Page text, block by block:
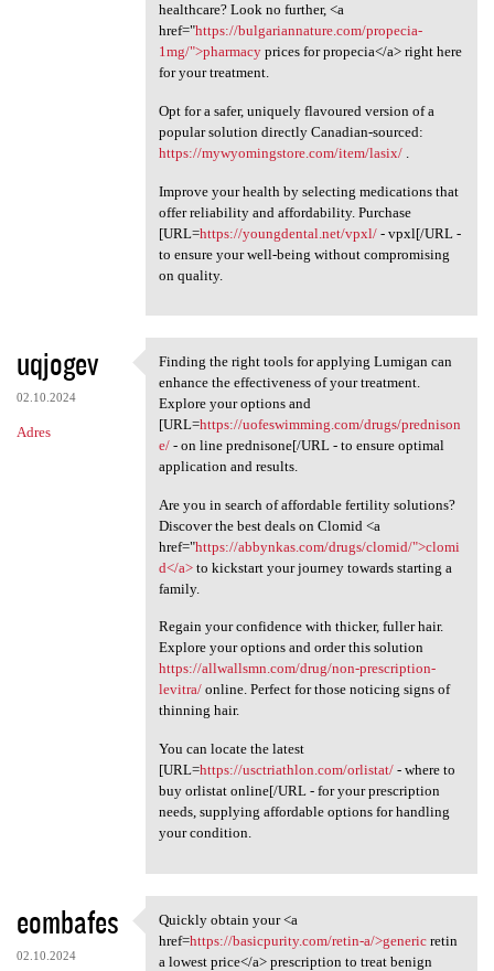
healthcare? Look no further, <a
href="https://bulgariannature.com/propecia-
1mg/">pharmacyprices for propecia</a> right here
for your treatment.
Opt for a safer, uniquely flavoured version of a
popular solution directly Canadian-sourced:
https://mywyomingstore.com/item/lasix/.
Improve your health by selecting medications that
offer reliability and affordability. Purchase
[URL=https://youngdental.net/vpxl/- vpxl[/URL -
to ensure your well-being without compromising
on quality.
uqjogev
02.10.2024
Adres
Finding the right tools for
Finding the right tools for applying Lumigan can
enhance the effectiveness of your treatment.
Explore your options and
[URL=https://uofeswimming.com/drugs/prednison
e/- on line prednisone[/URL - to ensure optimal
application and results.
Are you in search of affordable fertility solutions?
Discover the best deals on Clomid <a
href="https://abbynkas.com/drugs/clomid/">clomi
d</a>to kickstart your journey towards starting a
family.
Regain your confidence with thicker, fuller hair.
Explore your options and order this solution
https://allwallsmn.com/drug/non-prescription-
levitra/online. Perfect for those noticing signs of
thinning hair.
You can locate the latest
[URL=https://usctriathlon.com/orlistat/- where to
buy orlistat online[/URL - for your prescription
needs, supplying affordable options for handling
your condition.
eombafes
02.10.2024
Quickly obtain your <a href
Quickly obtain your <a
href=https://basicpurity.com/retin-a/>genericretin
a lowest price</a> prescription to treat benign